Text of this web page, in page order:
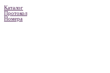
Каталог
Протокол
Номера